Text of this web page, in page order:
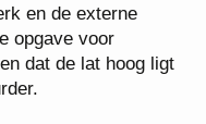
en de externe
opgave voor
dat de lat hoog